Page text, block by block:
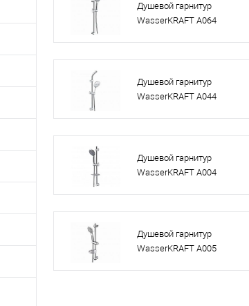
Душевой гарнитур
WasserKRAFT A064
Душевой гарнитур
WasserKRAFT A044
Душевой гарнитур
WasserKRAFT A004
Душевой гарнитур
WasserKRAFT A005